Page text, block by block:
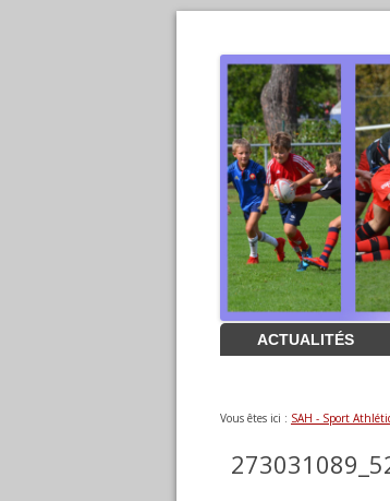
Aller
contenu
ACTUALITÉS
Vous êtes ici : SAH - Sport